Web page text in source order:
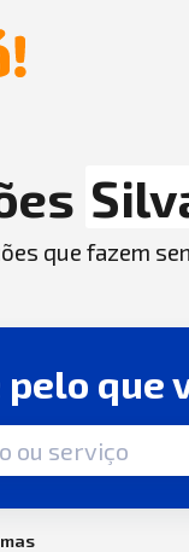
que fazem
pelo que